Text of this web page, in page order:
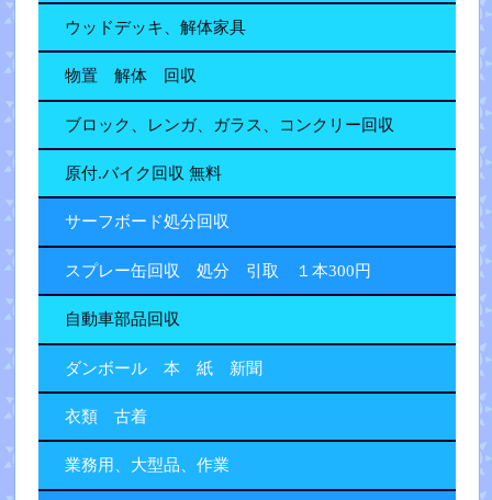
ウッドデッキ、解体家具
物置 解体 回収
ブロック、レンガ、ガラス、コンクリー回収
原付.バイク回収 無料
サーフボード処分回収
スプレー缶回収 処分 引取 １本300円
自動車部品回収
ダンボール 本 紙 新聞
衣類 古着
業務用、大型品、作業